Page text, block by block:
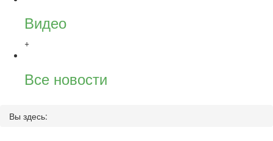
Видео
+
Все новости
Вы здесь: